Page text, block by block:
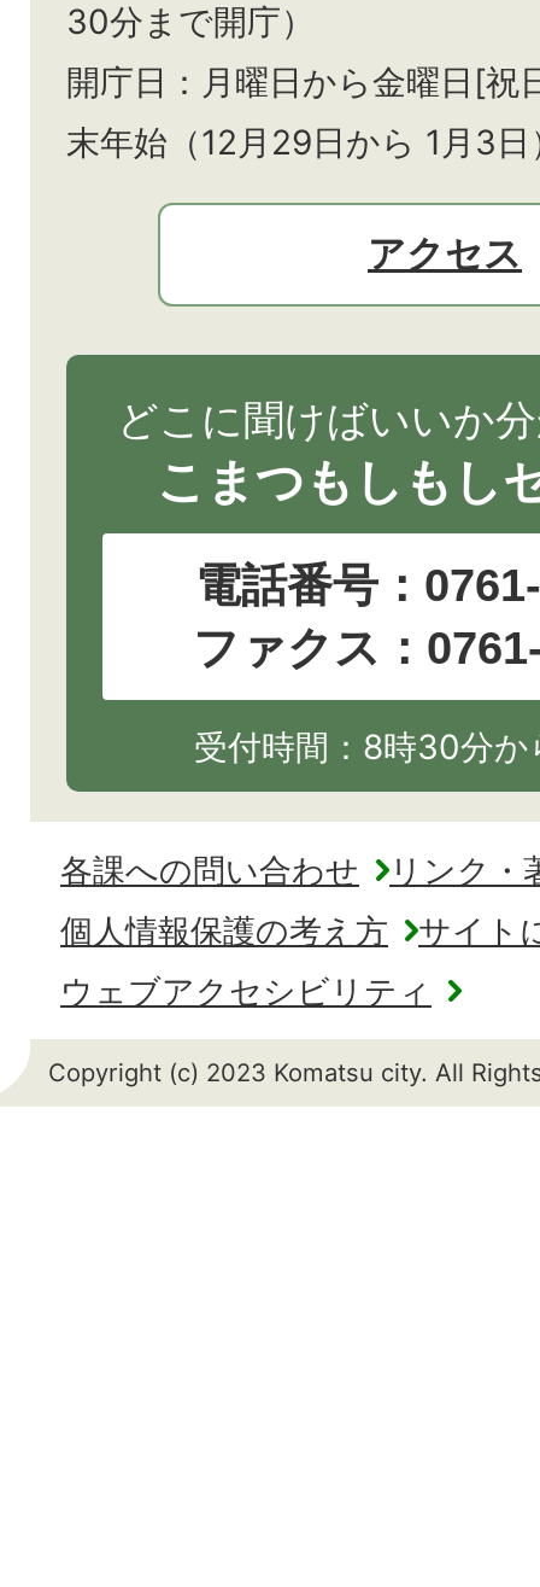
30分まで開庁）
開庁日：月曜日から金曜日[祝
末年始（12月29日から 1月3
アクセス
どこに聞けばいいか
こまつもしもし
電話番号：
ファクス：
受付時間：8時30分
各課への問い合わせ
リンク・
個人情報保護の考え方
サイト
ウェブアクセシビリティ
Copyright (c) 2023 Komatsu city. All